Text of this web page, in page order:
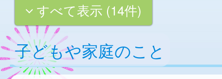
すべて表示 (14件)
子どもや家庭のこと